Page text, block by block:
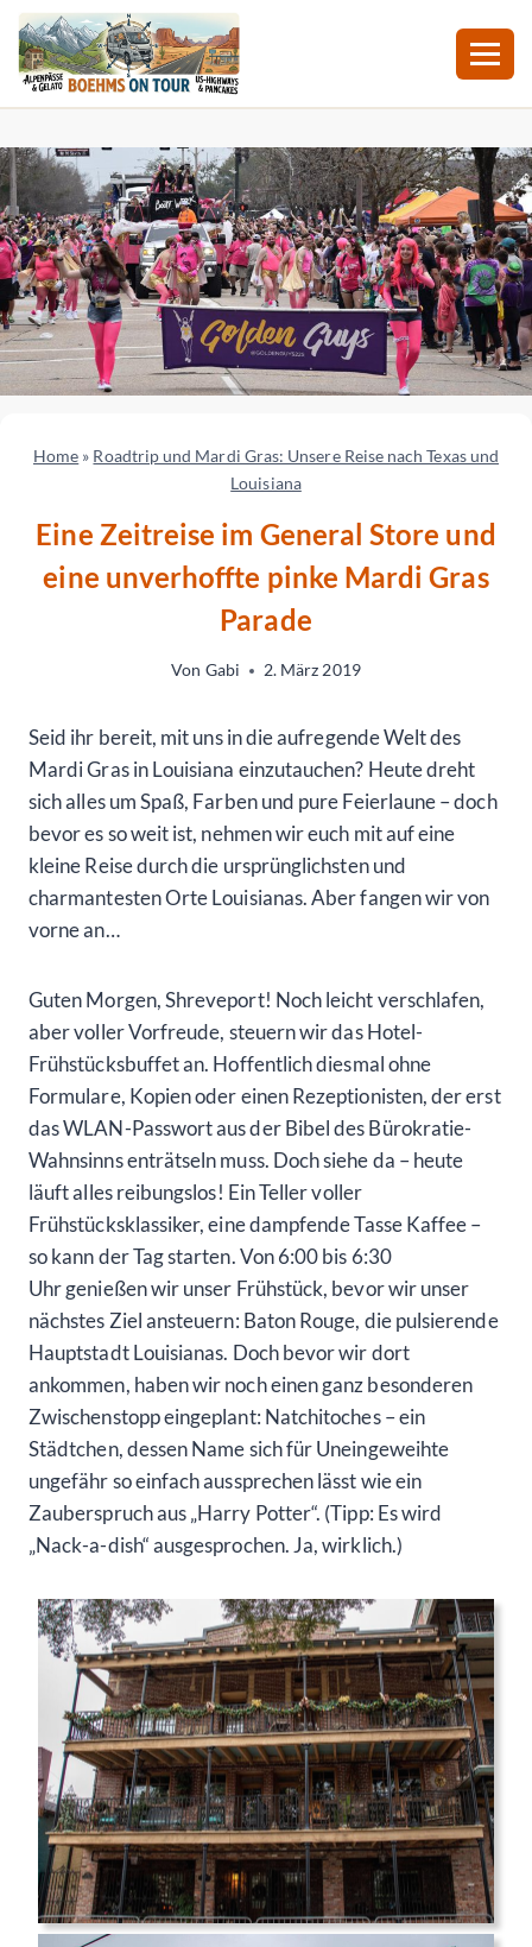
Inhalt
springen
Home » Roadtrip und Mardi Gras: Unsere Reise nach Texas und
Louisiana
Eine Zeitreise im General Store und
eine unverhoffte pinke Mardi Gras
Parade
Von Gabi 2. März 2019
Seid ihr bereit, mit uns in die aufregende Welt des
Mardi Gras in Louisiana einzutauchen? Heute dreht
sich alles um Spaß, Farben und pure Feierlaune – doch
bevor es so weit ist, nehmen wir euch mit auf eine
kleine Reise durch die ursprünglichsten und
charmantesten Orte Louisianas. Aber fangen wir von
vorne an…
Guten Morgen, Shreveport! Noch leicht verschlafen,
aber voller Vorfreude, steuern wir das Hotel-
Frühstücksbuffet an. Hoffentlich diesmal ohne
Formulare, Kopien oder einen Rezeptionisten, der erst
das WLAN-Passwort aus der Bibel des Bürokratie-
Wahnsinns enträtseln muss. Doch siehe da – heute
läuft alles reibungslos! Ein Teller voller
Frühstücksklassiker, eine dampfende Tasse Kaffee –
so kann der Tag starten. Von 6:00 bis 6:30
Uhr genießen wir unser Frühstück, bevor wir unser
nächstes Ziel ansteuern: Baton Rouge, die pulsierende
Hauptstadt Louisianas. Doch bevor wir dort
ankommen, haben wir noch einen ganz besonderen
Zwischenstopp eingeplant: Natchitoches – ein
Städtchen, dessen Name sich für Uneingeweihte
ungefähr so einfach aussprechen lässt wie ein
Zauberspruch aus „Harry Potter“. (Tipp: Es wird
„Nack-a-dish“ ausgesprochen. Ja, wirklich.)